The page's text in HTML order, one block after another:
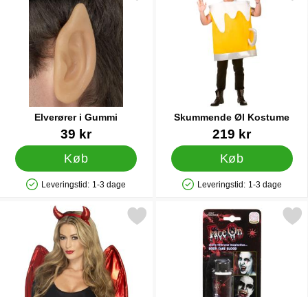
Elverører i Gummi
Varenr 1212639 kr
Køb
Produkttilgængelighed: På lager
Leveringstid: 1-3 dage
Skummende Øl Kostume
Varenr 13231219 kr
Køb
Produkttilgængelighed: På lager
Leveringstid: 1-3 dage
Markér djævelehorn & Røde Vinger som favoritMarkér face-On Falsk